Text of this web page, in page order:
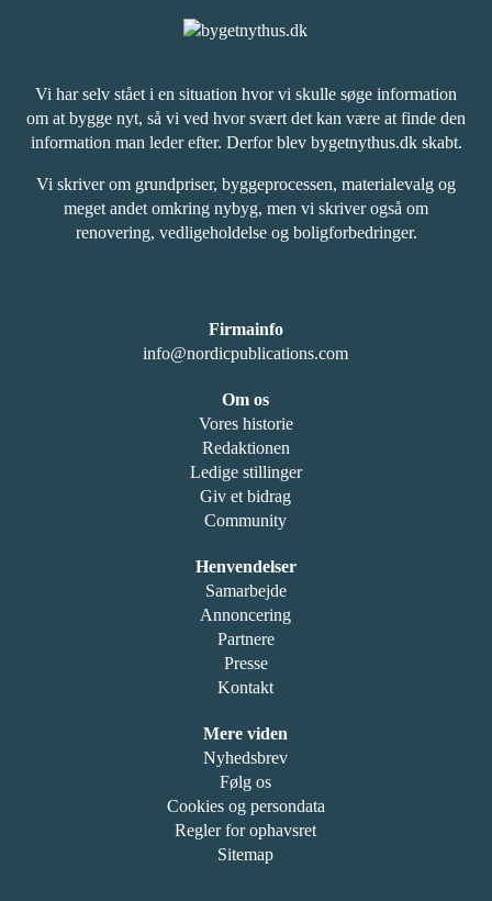
Vi har selv stået i en situation hvor vi skulle søge information
om at bygge nyt, så vi ved hvor svært det kan være at finde den
information man leder efter. Derfor blev bygetnythus.dk skabt.
Vi skriver om grundpriser, byggeprocessen, materialevalg og
meget andet omkring nybyg, men vi skriver også om
renovering, vedligeholdelse og boligforbedringer.
Firmainfo
info@nordicpublications.com
Om os
Vores historie
Redaktionen
Ledige stillinger
Giv et bidrag
Community
Henvendelser
Samarbejde
Annoncering
Partnere
Presse
Kontakt
Mere viden
Nyhedsbrev
Følg os
Cookies og persondata
Regler for ophavsret
Sitemap